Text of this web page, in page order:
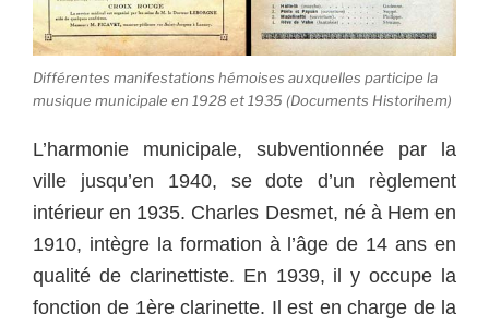
Différentes manifestations hémoises auxquelles participe la
musique municipale en 1928 et 1935 (Documents Historihem)
L’harmonie municipale, subventionnée par la
ville jusqu’en 1940, se dote d’un règlement
intérieur en 1935. Charles Desmet, né à Hem en
1910, intègre la formation à l’âge de 14 ans en
qualité de clarinettiste. En 1939, il y occupe la
fonction de 1ère clarinette. Il est en charge de la